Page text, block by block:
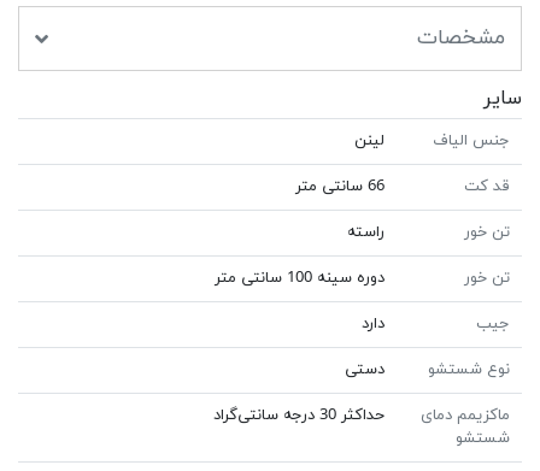
مشخصات
سایر
جنس الیاف لینن
قد کت 66 سانتی متر
تن خور راسته
تن خور دوره سینه 100 سانتی متر
جیب دارد
نوع شستشو دستی
ماکزیمم دمای
شستشو
حداکثر 30 درجه سانتی‌گراد